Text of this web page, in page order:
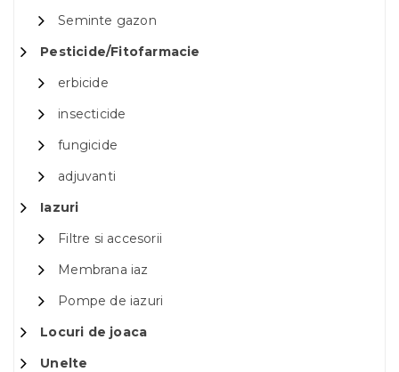
Seminte gazon
Pesticide/Fitofarmacie
erbicide
insecticide
fungicide
adjuvanti
Iazuri
Filtre si accesorii
Membrana iaz
Pompe de iazuri
Locuri de joaca
Unelte